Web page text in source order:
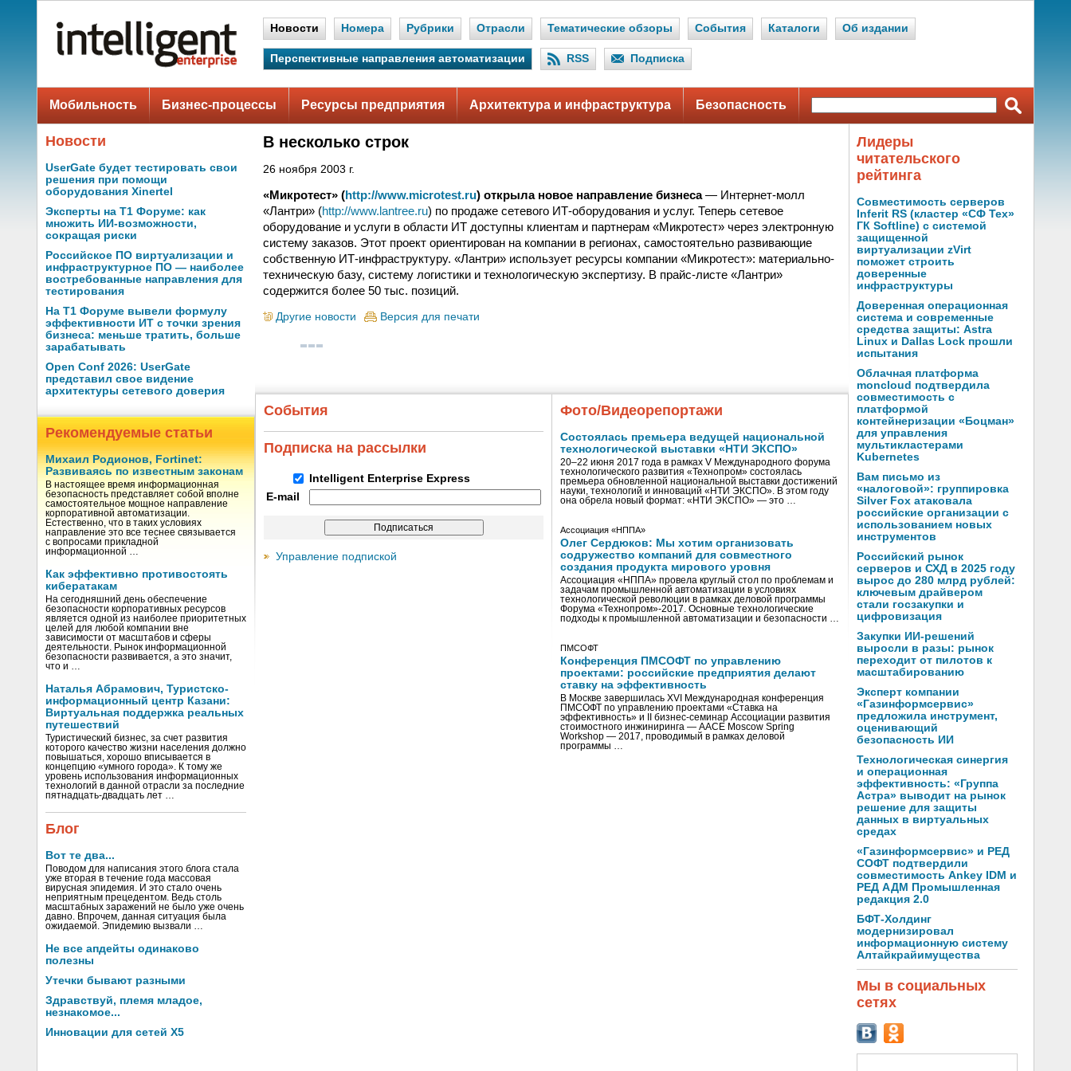
Новости Номера Рубрики Отрасли Тематические обзоры События Каталоги Об издании
Перспективные направления автоматизации RSS Подписка
Мобильность Бизнес-процессы Ресурсы предприятия Архитектура и инфраструктура Безопасность
Новости
UserGate будет тестировать свои
решения при помощи
оборудования Xinertel
Эксперты на Т1 Форуме: как
множить ИИ-возможности,
сокращая риски
Российское ПО виртуализации и
инфраструктурное ПО — наиболее
востребованные направления для
тестирования
На Т1 Форуме вывели формулу
эффективности ИТ с точки зрения
бизнеса: меньше тратить, больше
зарабатывать
Open Conf 2026: UserGate
представил свое видение
архитектуры сетевого доверия
Рекомендуемые статьи
Михаил Родионов, Fortinet:
Развиваясь по известным законам
В настоящее время информационная
безопасность представляет собой вполне
самостоятельное мощное направление
корпоративной автоматизации.
Естественно, что в таких условиях
направление это все теснее связывается
с вопросами прикладной
информационной …
Как эффективно противостоять
кибератакам
На сегодняшний день обеспечение
безопасности корпоративных ресурсов
является одной из наиболее приоритетных
целей для любой компании вне
зависимости от масштабов и сферы
деятельности. Рынок информационной
безопасности развивается, а это значит,
что и …
Наталья Абрамович, Туристско-
информационный центр Казани:
Виртуальная поддержка реальных
путешествий
Туристический бизнес, за счет развития
которого качество жизни населения должно
повышаться, хорошо вписывается в
концепцию «умного города». К тому же
уровень использования информационных
технологий в данной отрасли за последние
пятнадцать-двадцать лет …
Блог
Вот те два...
Поводом для написания этого блога стала
уже вторая в течение года массовая
вирусная эпидемия. И это стало очень
неприятным прецедентом. Ведь столь
масштабных заражений не было уже очень
давно. Впрочем, данная ситуация была
ожидаемой. Эпидемию вызвали …
Не все апдейты одинаково
полезны
Утечки бывают разными
Здравствуй, племя младое,
незнакомое...
Инновации для сетей X5
В несколько строк
26 ноября 2003 г.
«Микротест» (http://www.microtest.ru) открыла новое направление бизнеса— Интернет-молл
«Лантри» (http://www.lantree.ru) по продаже сетевого ИТ-оборудования и услуг. Теперь сетевое
оборудование и услуги в области ИТ доступны клиентам и партнерам «Микротест» через электронную
систему заказов. Этот проект ориентирован на компании в регионах, самостоятельно развивающие
собственную ИТ-инфраструктуру. «Лантри» использует ресурсы компании «Микротест»: материально-
техническую базу, систему логистики и технологическую экспертизу. В прайс-листе «Лантри»
содержится более 50 тыс. позиций.
Другие новости Версия для печати
События
Подписка на рассылки
Intelligent Enterprise Express
E-mail
Управление подпиской
Фото/Видеорепортажи
Состоялась премьера ведущей национальной
технологической выставки «НТИ ЭКСПО»
20–22 июня 2017 года в рамках V Международного форума
технологического развития «Технопром» состоялась
премьера обновленной национальной выставки достижений
науки, технологий и инноваций «НТИ ЭКСПО». В этом году
она обрела новый формат: «НТИ ЭКСПО» — это …
Ассоциация «НППА»
Олег Сердюков: Мы хотим организовать
содружество компаний для совместного
создания продукта мирового уровня
Ассоциация «НППА» провела круглый стол по проблемам и
задачам промышленной автоматизации в условиях
технологической революции в рамках деловой программы
Форума «Технопром»-2017. Основные технологические
подходы к промышленной автоматизации и безопасности …
ПМСОФТ
Конференция ПМСОФТ по управлению
проектами: российские предприятия делают
ставку на эффективность
В Москве завершилась XVI Международная конференция
ПМСОФТ по управлению проектами «Ставка на
эффективность» и II бизнес-семинар Ассоциации развития
стоимостного инжиниринга — AACE Moscow Spring
Workshop — 2017, проводимый в рамках деловой
программы …
Лидеры
читательского
рейтинга
Совместимость серверов
Inferit RS (кластер «СФ Тех»
ГК Softline) с системой
защищенной
виртуализации zVirt
поможет строить
доверенные
инфраструктуры
Доверенная операционная
система и современные
средства защиты: Astra
Linux и Dallas Lock прошли
испытания
Облачная платформа
moncloud подтвердила
совместимость с
платформой
контейнеризации «Боцман»
для управления
мультикластерами
Kubernetes
Вам письмо из
«налоговой»: группировка
Silver Fox атаковала
российские организации с
использованием новых
инструментов
Российский рынок
серверов и СХД в 2025 году
вырос до 280 млрд рублей:
ключевым драйвером
стали госзакупки и
цифровизация
Закупки ИИ-решений
выросли в разы: рынок
переходит от пилотов к
масштабированию
Эксперт компании
«Газинформсервис»
предложила инструмент,
оценивающий
безопасность ИИ
Технологическая синергия
и операционная
эффективность: «Группа
Астра» выводит на рынок
решение для защиты
данных в виртуальных
средах
«Газинформсервис» и РЕД
СОФТ подтвердили
совместимость Ankey IDM и
РЕД АДМ Промышленная
редакция 2.0
БФТ-Холдинг
модернизировал
информационную систему
Алтайкрайимущества
Мы в социальных
сетях